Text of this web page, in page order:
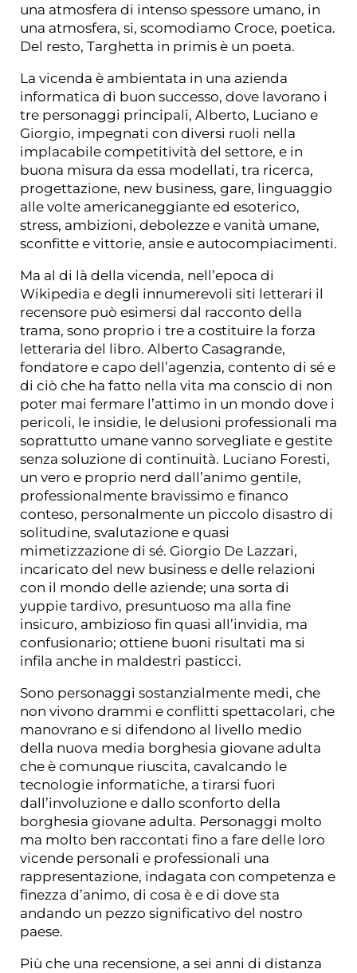
una atmosfera di intenso spessore umano, in
una atmosfera, si, scomodiamo Croce, poetica.
Del resto, Targhetta in primis è un poeta.
La vicenda è ambientata in una azienda
informatica di buon successo, dove lavorano i
tre personaggi principali, Alberto, Luciano e
Giorgio, impegnati con diversi ruoli nella
implacabile competitività del settore, e in
buona misura da essa modellati, tra ricerca,
progettazione, new business, gare, linguaggio
alle volte americaneggiante ed esoterico,
stress, ambizioni, debolezze e vanità umane,
sconfitte e vittorie, ansie e autocompiacimenti.
Ma al di là della vicenda, nell’epoca di
Wikipedia e degli innumerevoli siti letterari il
recensore può esimersi dal racconto della
trama, sono proprio i tre a costituire la forza
letteraria del libro. Alberto Casagrande,
fondatore e capo dell’agenzia, contento di sé e
di ciò che ha fatto nella vita ma conscio di non
poter mai fermare l’attimo in un mondo dove i
pericoli, le insidie, le delusioni professionali ma
soprattutto umane vanno sorvegliate e gestite
senza soluzione di continuità. Luciano Foresti,
un vero e proprio nerd dall’animo gentile,
professionalmente bravissimo e financo
conteso, personalmente un piccolo disastro di
solitudine, svalutazione e quasi
mimetizzazione di sé. Giorgio De Lazzari,
incaricato del new business e delle relazioni
con il mondo delle aziende; una sorta di
yuppie tardivo, presuntuoso ma alla fine
insicuro, ambizioso fin quasi all’invidia, ma
confusionario; ottiene buoni risultati ma si
infila anche in maldestri pasticci.
Sono personaggi sostanzialmente medi, che
non vivono drammi e conflitti spettacolari, che
manovrano e si difendono al livello medio
della nuova media borghesia giovane adulta
che è comunque riuscita, cavalcando le
tecnologie informatiche, a tirarsi fuori
dall’involuzione e dallo sconforto della
borghesia giovane adulta. Personaggi molto
ma molto ben raccontati fino a fare delle loro
vicende personali e professionali una
rappresentazione, indagata con competenza e
finezza d’animo, di cosa è e di dove sta
andando un pezzo significativo del nostro
paese.
Più che una recensione, a sei anni di distanza